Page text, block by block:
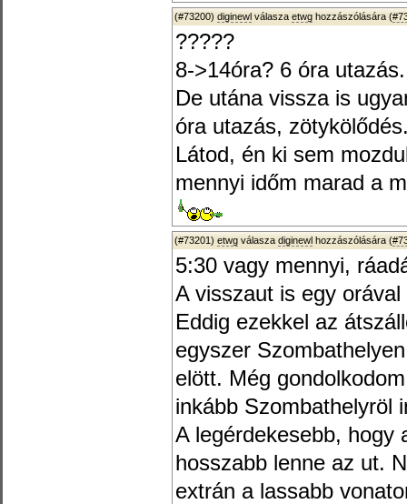
(#73200) diginewl válasza etwg hozzászólására (
?????
8->14óra? 6 óra
De utána vissza is
óra utazás,
Látod, én ki sem
mennyi időm marad a
(#73201) etwg válasza diginewl hozzászólására (
5:30 vagy mennyi,
A visszaut is egy
Eddig ezekkel az
egyszer
elött. Még
inkább Szombathelyröl
A legérdekesebb, hogy
hosszabb lenne az ut.
extrán a lassabb